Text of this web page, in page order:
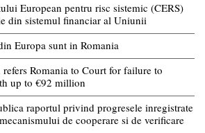
European pentru risc sistemic (CERS)
din sistemul financiar al Uniunii
Europa sunt in Romania
Romania to Court for failure to
up to €92 million
raportul privind progresele inregistrate
de cooperare si de verificare